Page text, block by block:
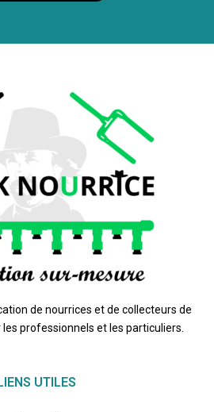
de nourrices et de collecteurs de
professionnels et les particuliers.
UTILES